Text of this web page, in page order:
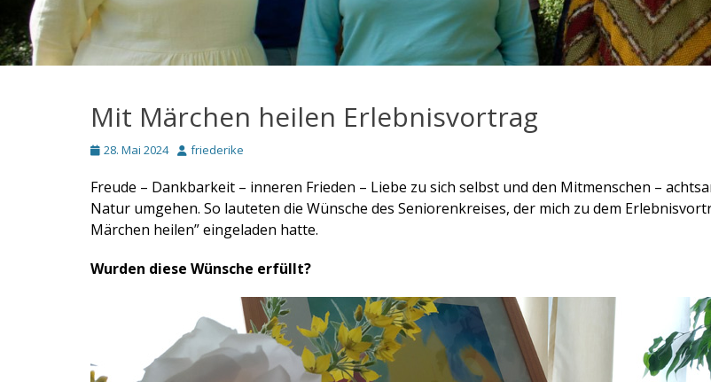
Mit Märchen heilen Erlebnisvortrag
Posted
28. Mai 2024 Autorfriederike
Freude – Dankbarkeit – inneren Frieden – Liebe zu sich selbst und den Mitmenschen –
Natur umgehen. So lauteten die Wünsche des Seniorenkreises, der mich zu dem
Märchen heilen” eingeladen hatte.
Wurden diese Wünsche erfüllt?